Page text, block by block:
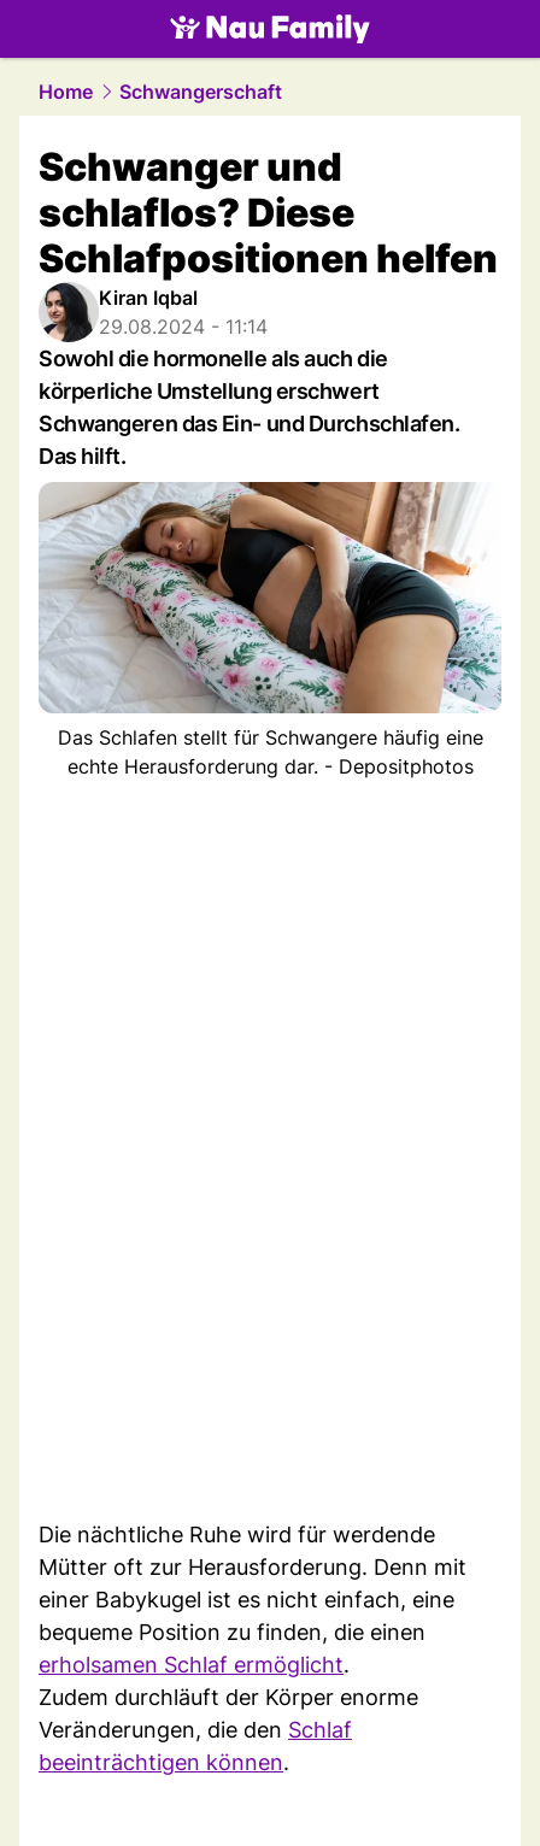
family.NAU.ch
Home Schwangerschaft
Schwanger und
schlaflos? Diese
Schlafpositionen helfen
Kiran Iqbal
29.08.2024 - 11:14
Sowohl die hormonelle als auch die
körperliche Umstellung erschwert
Schwangeren das Ein- und Durchschlafen.
Das hilft.
Das Schlafen stellt für Schwangere häufig eine
echte Herausforderung dar. - Depositphotos
Die nächtliche Ruhe wird für werdende
Mütter oft zur Herausforderung. Denn mit
einer Babykugel ist es nicht einfach, eine
bequeme Position zu finden, die einen
erholsamen Schlaf ermöglicht.
Zudem durchläuft der Körper enorme
Veränderungen, die den Schlaf
beeinträchtigen können.